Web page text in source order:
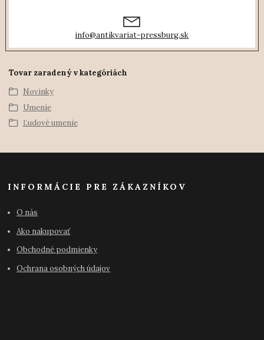
info@antikvariat-pressburg.sk
Tovar zaradený v kategóriách
Novinky
Umenie
Ľudové umenie
INFORMÁCIE PRE ZÁKAZNÍKOV
O nás
Ako nakupovať
Obchodné podmienky
Ochrana osobných údajov